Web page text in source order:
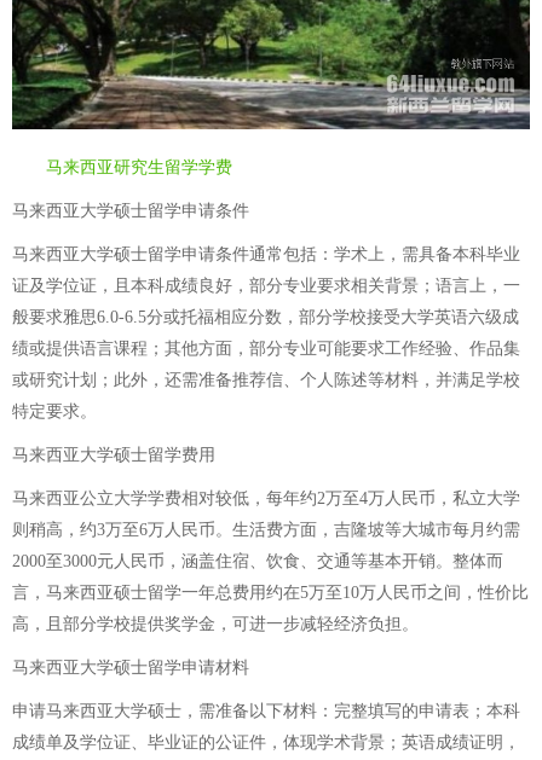
马来西亚研究生留学学费
马来西亚大学硕士留学申请条件
马来西亚大学硕士留学申请条件通常包括：学术上，需具备本科毕业
证及学位证，且本科成绩良好，部分专业要求相关背景；语言上，一
般要求雅思6.0-6.5分或托福相应分数，部分学校接受大学英语六级成
绩或提供语言课程；其他方面，部分专业可能要求工作经验、作品集
或研究计划；此外，还需准备推荐信、个人陈述等材料，并满足学校
特定要求。
马来西亚大学硕士留学费用
马来西亚公立大学学费相对较低，每年约2万至4万人民币，私立大学
则稍高，约3万至6万人民币。生活费方面，吉隆坡等大城市每月约需
2000至3000元人民币，涵盖住宿、饮食、交通等基本开销。整体而
言，马来西亚硕士留学一年总费用约在5万至10万人民币之间，性价比
高，且部分学校提供奖学金，可进一步减轻经济负担。
马来西亚大学硕士留学申请材料
申请马来西亚大学硕士，需准备以下材料：完整填写的申请表；本科
成绩单及学位证、毕业证的公证件，体现学术背景；英语成绩证明，